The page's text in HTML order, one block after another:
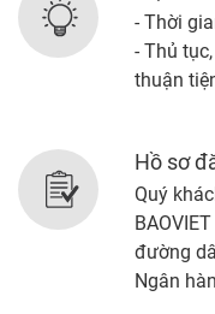
lãnh,
- Thời
- Thủ
thuận
Hồ sơ
Quý
đường
Ngân